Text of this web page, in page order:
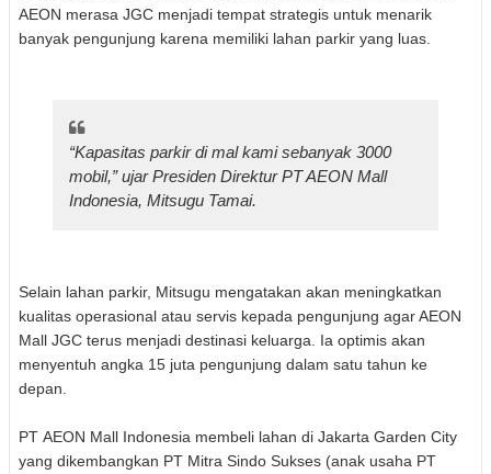
AEON merasa JGC menjadi tempat strategis untuk menarik
banyak pengunjung karena memiliki lahan parkir yang luas.
“Kapasitas parkir di mal kami sebanyak 3000
mobil,” ujar Presiden Direktur PT AEON Mall
Indonesia, Mitsugu Tamai.
Selain lahan parkir, Mitsugu mengatakan akan meningkatkan
kualitas operasional atau servis kepada pengunjung agar AEON
Mall JGC terus menjadi destinasi keluarga. Ia optimis akan
menyentuh angka 15 juta pengunjung dalam satu tahun ke
depan.
PT AEON Mall Indonesia membeli lahan di Jakarta Garden City
yang dikembangkan PT Mitra Sindo Sukses (anak usaha PT